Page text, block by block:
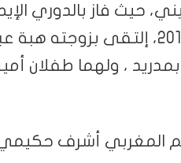
35 مليون جنيه إسترليني، حيث فاز بالدوري
في موسمه الأول، وأثناء وجوده في باريس في عام 2018، إلتقى
من أصل تونسي – ليبي ، وهي مولودة في سنة 1986 بمدريد ، ولهما طفلان
المغربي أشرف